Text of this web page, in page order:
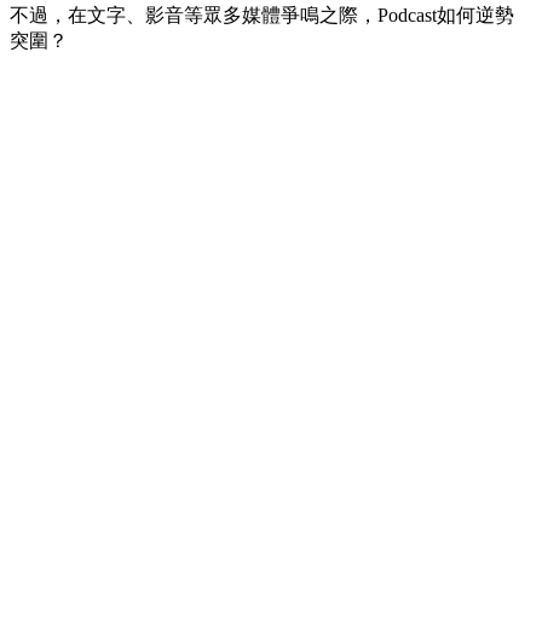
不過，在文字、影音等眾多媒體爭鳴之際，Podcast如何逆勢
突圍？